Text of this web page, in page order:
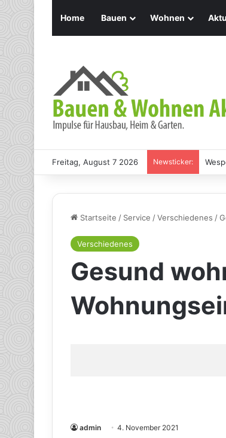
Home Bauen Wohnen
Freitag, August 7 2026 Newsticker:
Startseite / Service /Verschiedenes /
Verschiedenes
Gesund
admin 4. November 2021